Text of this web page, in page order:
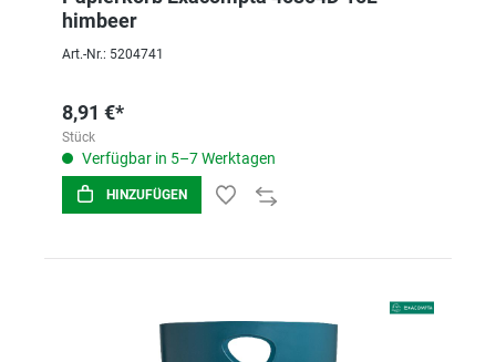
himbeer
Art.-Nr.: 5204741
8,91 €*
Stück
Verfügbar in 5–7 Werktagen
HINZUFÜGEN